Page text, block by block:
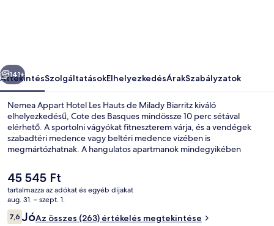
Biarritz
képgalériája
Következő
141+
ÁttekintésSzolgáltatásokElhelyezkedésÁrakSzabályzatok
Nemea Appart Hotel Les Hauts de Milady Biarritz kiváló
elhelyezkedésű, Cote des Basques mindössze 10 perc sétával
elérhető. A sportolni vágyókat fitneszterem várja, és a vendégek
szabadtéri medence vagy beltéri medence vizében is
megmártózhatnak. A hangulatos apartmanok mindegyikében
gondoskodnak a kényelemről.
A
jelenlegi
ár
45 545 Ft
45 545 Ft
tartalmazza az adókat és egyéb díjakat
aug. 31. – szept. 1.
Értékelések
7,67,6 ennyiből: 10
JóAz összes (263) értékelés megtekintése